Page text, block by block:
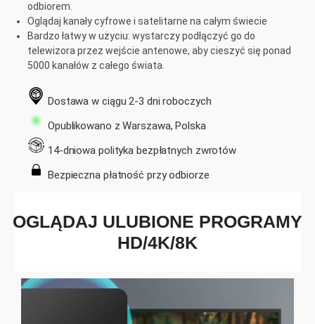
odbiorem.
Oglądaj kanały cyfrowe i satelitarne na całym świecie
Bardzo łatwy w użyciu: wystarczy podłączyć go do
telewizora przez wejście antenowe, aby cieszyć się ponad
5000 kanałów z całego świata.
Dostawa w ciągu 2-3 dni roboczych
Opublikowano z Warszawa, Polska
14-dniowa polityka bezpłatnych zwrotów
Bezpieczna płatność przy odbiorze
OGLĄDAJ ULUBIONE PROGRAMY
HD/4K/8K